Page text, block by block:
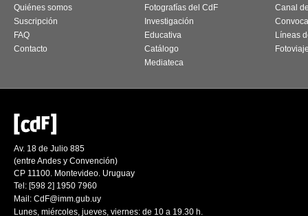
Quiénes somos
Suscripción
FAQ
Contacto
Fotografías del CdF
Investigación
Educativa
Catálogo
Mediateca
Canal
Líneas
Av. 18 de Julio 885
(entre Andes y Convención)
CP 11100. Montevideo. Uruguay
Tel: [598 2] 1950 7960
Mail: CdF@imm.gub.uy
Lunes, miércoles, jueves, viernes: de 10 a 19.30 h.